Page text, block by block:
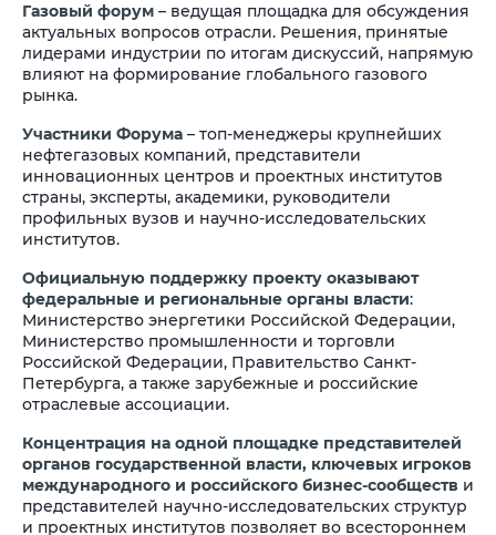
Газовый форум – ведущая площадка для обсуждения
актуальных вопросов отрасли. Решения, принятые
лидерами индустрии по итогам дискуссий, напрямую
влияют на формирование глобального газового
рынка.
Участники Форума – топ-менеджеры крупнейших
нефтегазовых компаний, представители
инновационных центров и проектных институтов
страны, эксперты, академики, руководители
профильных вузов и научно-исследовательских
институтов.
Официальную поддержку проекту оказывают
федеральные и региональные органы власти:
Министерство энергетики Российской Федерации,
Министерство промышленности и торговли
Российской Федерации, Правительство Санкт-
Петербурга, а также зарубежные и российские
отраслевые ассоциации.
Концентрация на одной площадке представителей
органов государственной власти, ключевых игроков
международного и российского бизнес-сообществ и
представителей научно-исследовательских структур
и проектных институтов позволяет во всестороннем